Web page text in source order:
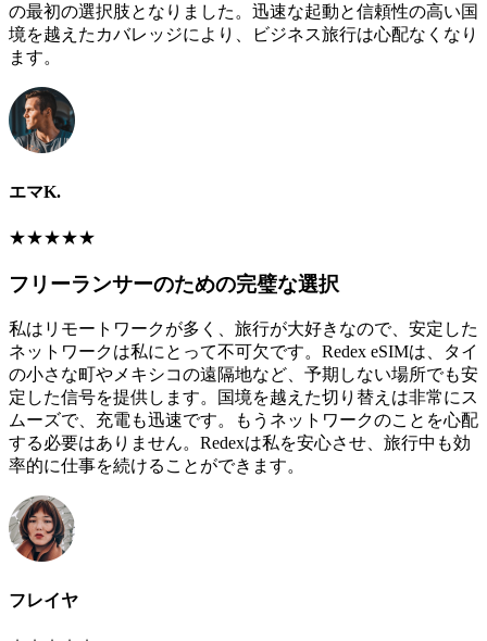
の最初の選択肢となりました。迅速な起動と信頼性の高い国
境を越えたカバレッジにより、ビジネス旅行は心配なくなり
ます。
エマK.
★★★★★
フリーランサーのための完璧な選択
私はリモートワークが多く、旅行が大好きなので、安定した
ネットワークは私にとって不可欠です。Redex eSIMは、タイ
の小さな町やメキシコの遠隔地など、予期しない場所でも安
定した信号を提供します。国境を越えた切り替えは非常にス
ムーズで、充電も迅速です。もうネットワークのことを心配
する必要はありません。Redexは私を安心させ、旅行中も効
率的に仕事を続けることができます。
フレイヤ